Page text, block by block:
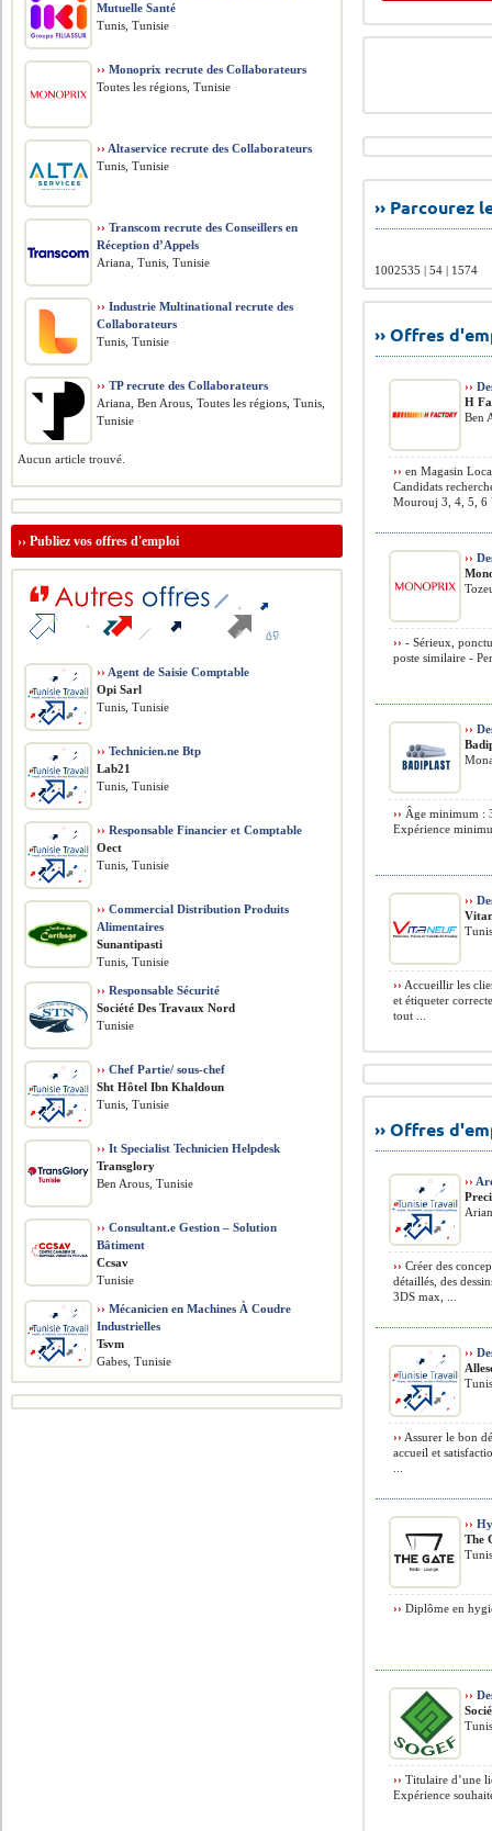
››
1002535 | 54 | 1574
›› Offres
››
H
Ben
›› en Magasin
Candidats
Mourouj 3, 4, 5, 6
››
›› - Sérieux,
poste similaire -
››
›› Âge minimum :
Expérience
››
›› Accueillir les
et étiqueter
tout ...
›› Offres
››
›› Créer des
détaillés, des
3DS max, ...
››
›› Assurer le bon
accueil et
››
The
›› Diplôme en
››
›› Titulaire d’une
Expérience
Mutuelle Santé
Tunis, Tunisie
›› Monoprix recrute des Collaborateurs
Toutes les régions, Tunisie
›› Altaservice recrute des Collaborateurs
Tunis, Tunisie
›› Transcom recrute des Conseillers en
Réception d’Appels
Ariana, Tunis, Tunisie
›› Industrie Multinational recrute des
Collaborateurs
Tunis, Tunisie
›› TP recrute des Collaborateurs
Ariana, Ben Arous, Toutes les régions, Tunis,
Tunisie
Aucun article trouvé.
››Publiez vos offres d'emploi
›› Agent de Saisie Comptable
Opi Sarl
Tunis, Tunisie
›› Technicien.ne Btp
Lab21
Tunis, Tunisie
›› Responsable Financier et Comptable
Oect
Tunis, Tunisie
›› Commercial Distribution Produits
Alimentaires
Sunantipasti
Tunis, Tunisie
›› Responsable Sécurité
Société Des Travaux Nord
Tunisie
›› Chef Partie/ sous-chef
Sht Hôtel Ibn Khaldoun
Tunis, Tunisie
›› It Specialist Technicien Helpdesk
Transglory
Ben Arous, Tunisie
›› Consultant.e Gestion – Solution
Bâtiment
Ccsav
Tunisie
›› Mécanicien en Machines À Coudre
Industrielles
Tsvm
Gabes, Tunisie